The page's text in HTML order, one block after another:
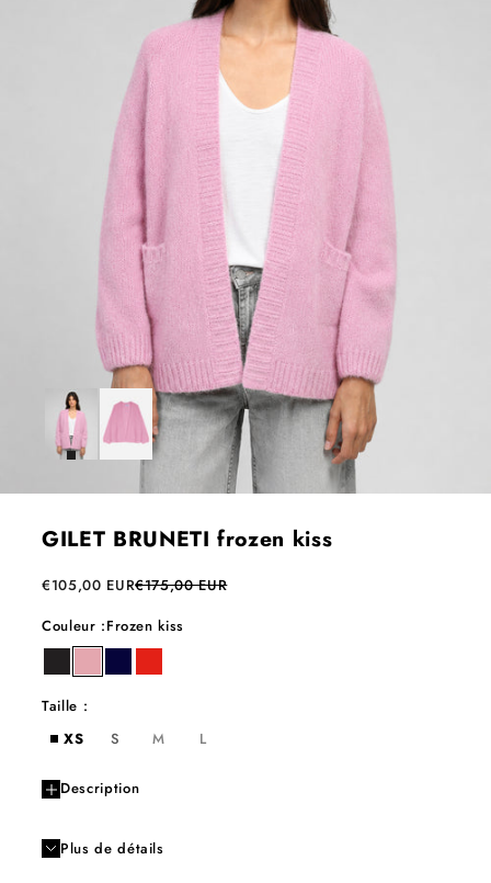
GILET BRUNETI frozen kiss
Prix de vente
€105,00 EURPrix normal
€175,00 EUR
Couleur :Frozen kiss
ebenefrozen kiss
nightpoppy
Taille :
XS
S M L
Description
Plus de détails